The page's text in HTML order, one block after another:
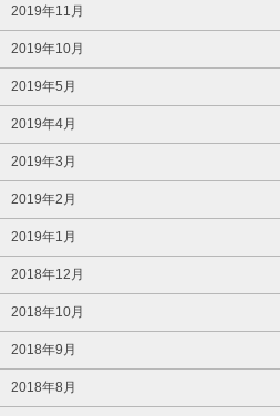
2019年11月
2019年10月
2019年5月
2019年4月
2019年3月
2019年2月
2019年1月
2018年12月
2018年10月
2018年9月
2018年8月